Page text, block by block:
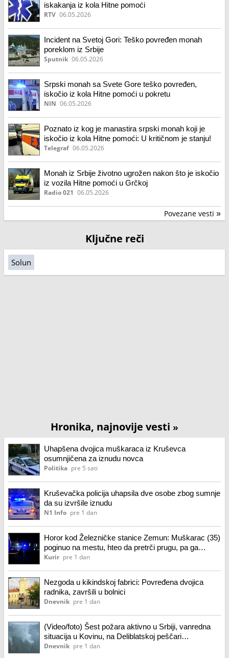
iskakanja iz kola Hitne pomoći
RTV 06.05.2026
Incident na Svetoj Gori: Teško povređen monah
poreklom iz Srbije
Sputnik 06.05.2026
Srpski monah sa Svete Gore teško povređen,
iskočio iz kola Hitne pomoći u pokretu
NIN 06.05.2026
Poznato iz kog je manastira srpski monah koji je
iskočio iz kola Hitne pomoći: U kritičnom je stanju!
Telegraf 06.05.2026
Monah iz Srbije životno ugrožen nakon što je iskočio
iz vozila Hitne pomoći u Grčkoj
Radio 021 06.05.2026
Povezane vesti »
Ključne reči
Solun
Hronika, najnovije vesti »
Uhapšena dvojica muškaraca iz Kruševca
osumnjičena za iznudu novca
Politika pre 5 sati
Kruševačka policija uhapsila dve osobe zbog sumnje
da su izvršile iznudu
N1 Info pre 1 dan
Horor kod Železničke stanice Zemun: Muškarac (35)
poginuo na mestu, hteo da pretrči prugu, pa ga
pregazio voz! Saobraćaj u prekidu
Kurir pre 1 dan
Nezgoda u kikindskoj fabrici: Povređena dvojica
radnika, završili u bolnici
Dnevnik pre 1 dan
(Video/foto) Šest požara aktivno u Srbiji, vanredna
situacija u Kovinu, na Deliblatskoj peščari
evakuisana naselja
Dnevnik pre 1 dan